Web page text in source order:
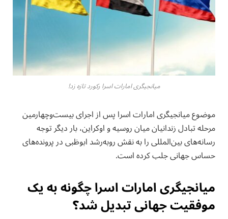
میانجیگری امارات اسرا رکورد تازه زد!
موضوع میانجیگری امارات اسرا پس از اجرای بیست‌وچهارمین
مرحله تبادل زندانیان میان روسیه و اوکراین، بار دیگر توجه
رسانه‌های بین‌المللی را به نقش رو‌به‌رشد ابوظبی در پرونده‌های
حساس جهانی جلب کرده است.
میانجیگری امارات اسرا چگونه به یک
موفقیت جهانی تبدیل شد؟